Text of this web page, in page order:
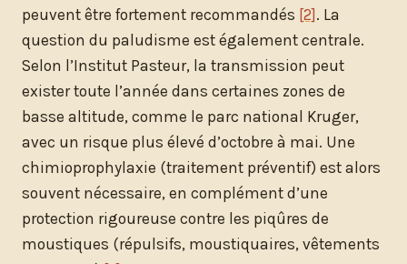
peuvent être fortement recommandés [2] . La
question du paludisme est également centrale.
Selon l’Institut Pasteur, la transmission peut
exister toute l’année dans certaines zones de
basse altitude, comme le parc national Kruger,
avec un risque plus élevé d’octobre à mai. Une
chimioprophylaxie (traitement préventif) est alors
souvent nécessaire, en complément d’une
protection rigoureuse contre les piqûres de
moustiques (répulsifs, moustiquaires, vêtements